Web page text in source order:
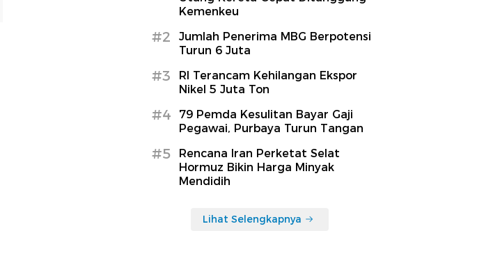
Kemenkeu
#2
Jumlah Penerima MBG Berpotensi
Turun 6 Juta
#3
RI Terancam Kehilangan Ekspor
Nikel 5 Juta Ton
#4
79 Pemda Kesulitan Bayar Gaji
Pegawai, Purbaya Turun Tangan
#5
Rencana Iran Perketat Selat
Hormuz Bikin Harga Minyak
Mendidih
Lihat Selengkapnya